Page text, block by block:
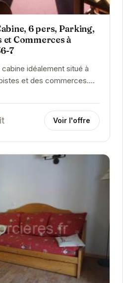
6 pers, Parking,
et Commerces à
7
idéalement situé à
et des commerces.
peut accueillir...
Voir l'offre